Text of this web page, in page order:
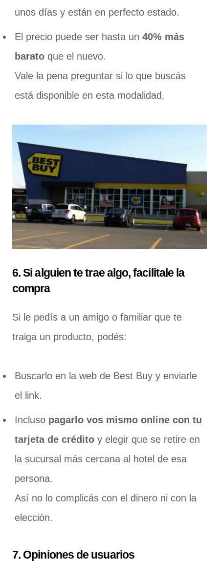
unos días y están en perfecto estado.
El precio puede ser hasta un 40% más
barato que el nuevo.
Vale la pena preguntar si lo que buscás
está disponible en esta modalidad.
6. Si alguien te trae algo, facilitale la
compra
Si le pedís a un amigo o familiar que te
traiga un producto, podés:
Buscarlo en la web de Best Buy y enviarle
el link.
Incluso pagarlo vos mismo online con tu
tarjeta de crédito y elegir que se retire en
la sucursal más cercana al hotel de esa
persona.
Así no lo complicás con el dinero ni con la
elección.
7. Opiniones de usuarios